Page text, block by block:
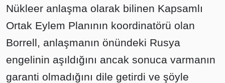
Nükleer anlaşma olarak bilinen Kapsamlı
Ortak Eylem Planının koordinatörü olan
Borrell, anlaşmanın önündeki Rusya
engelinin aşıldığını ancak sonuca varmanın
garanti olmadığını dile getirdi ve şöyle